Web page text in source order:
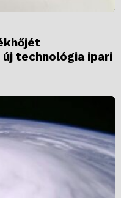
technológia ipari